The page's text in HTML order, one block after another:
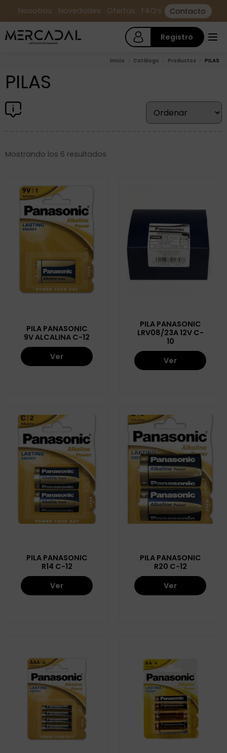
Nosotros Novedades Ofertas FAQ’s Contacto
Registro
Inicio Catálogo Productos PILAS
PILAS
Mostrando los 6 resultados
PILA PANASONIC
9V ALCALINA C-12
Ver
PILA PANASONIC
LRV08/23A 12V C-
10
Ver
PILA PANASONIC
R14 C-12
Ver
PILA PANASONIC
R20 C-12
Ver